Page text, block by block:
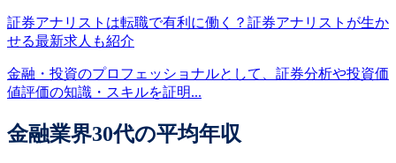
証券アナリストは転職で有利に働く？証券アナリストが生か
せる最新求人も紹介
金融・投資のプロフェッショナルとして、証券分析や投資価
値評価の知識・スキルを証明...
金融業界30代の平均年収